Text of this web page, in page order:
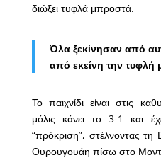
διώξει τυφλά μπροστά.
Όλα ξεκίνησαν από
από εκείνη την τυφλή
Το παιχνίδι είναι στις
μόλις κάνει το 3-1 και
“πρόκριση”, στέλνοντας τη
Ουρουγουάη πίσω στο